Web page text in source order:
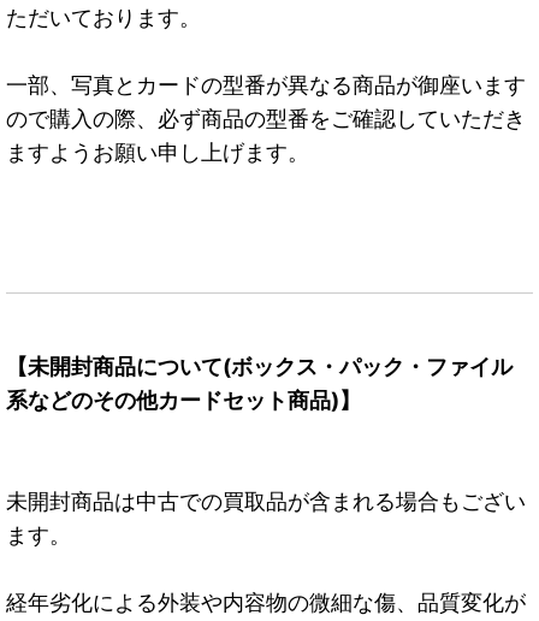
ただいております。
一部、写真とカードの型番が異なる商品が御座います
ので購入の際、必ず商品の型番をご確認していただき
ますようお願い申し上げます。
【未開封商品について(ボックス・パック・ファイル
系などのその他カードセット商品)】
未開封商品は中古での買取品が含まれる場合もござい
ます。
経年劣化による外装や内容物の微細な傷、品質変化が